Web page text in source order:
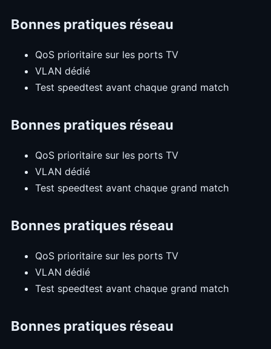
Bonnes pratiques réseau
QoS prioritaire sur les ports TV
VLAN dédié
Test speedtest avant chaque grand match
Bonnes pratiques réseau
QoS prioritaire sur les ports TV
VLAN dédié
Test speedtest avant chaque grand match
Bonnes pratiques réseau
QoS prioritaire sur les ports TV
VLAN dédié
Test speedtest avant chaque grand match
Bonnes pratiques réseau